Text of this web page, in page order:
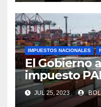
IMPUESTOS NACIONALES
El Gobierno
impuesto
bienes y
JUL 25, 2023